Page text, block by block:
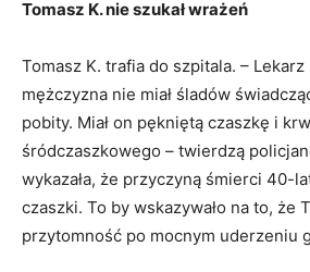
Tomasz K. nie szukał wrażeń
Tomasz K. trafia do szpitala. – Lekarz
mężczyzna nie miał śladów
pobity. Miał on pękniętą czaszkę i
śródczaszkowego – twierdzą
wykazała, że przyczyną śmierci 40-
czaszki. To by wskazywało na to, że
przytomność po mocnym uderzeniu